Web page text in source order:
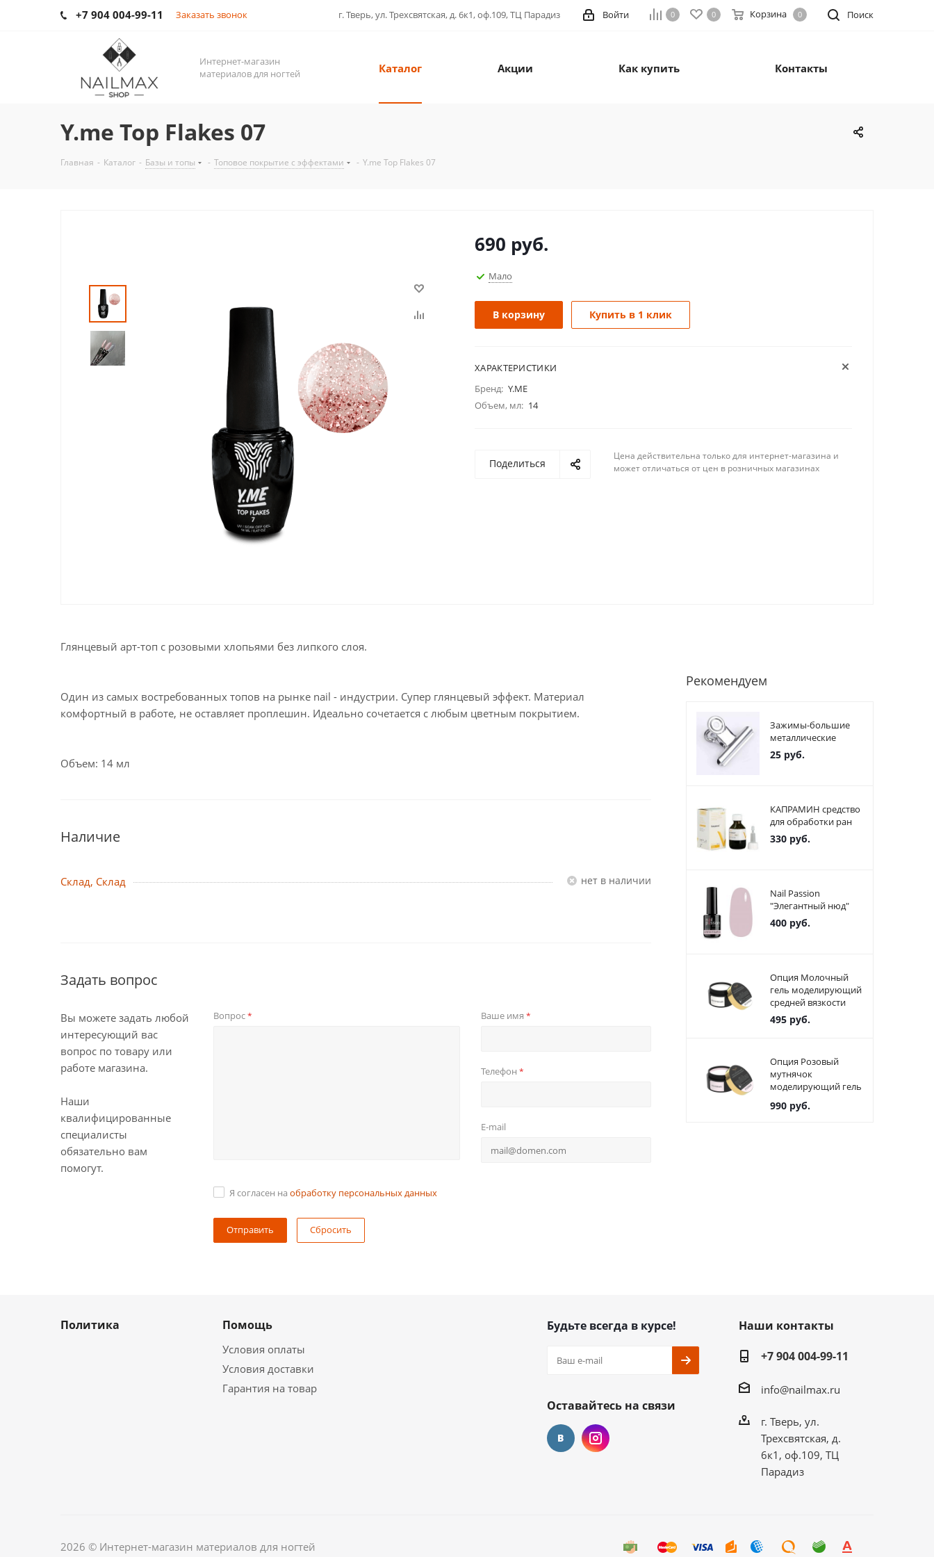
+7 904 004-99-11 Заказать звонок г. Тверь, ул. Трехсвятская, д. 6к1, оф.109, ТЦ Парадиз Поиск
0 0 Корзина 0
Войти
Интернет-магазин
материалов для ногтей
Каталог Акции Как купить Контакты
Y.me Top Flakes 07
Главная - Каталог - Базы и топы - Топовое покрытие с эффектами - Y.me Top Flakes 07
690 руб.
Мало
В корзину Купить в 1 клик
ХАРАКТЕРИСТИКИ
Бренд: Y.ME
Объем, мл: 14
Поделиться
Цена действительна только для интернет-магазина и
может отличаться от цен в розничных магазинах
Глянцевый арт-топ с розовыми хлопьями без липкого слоя.
Один из самых востребованных топов на рынке nail - индустрии. Супер глянцевый эффект. Материал
комфортный в работе, не оставляет проплешин. Идеально сочетается с любым цветным покрытием.
Объем: 14 мл
Наличие
Склад, Склад Нет в наличии
Задать вопрос
Вы можете задать любой
интересующий вас
вопрос по товару или
работе магазина.
Наши
квалифицированные
специалисты
обязательно вам
помогут.
Вопрос* Ваше имя *
Телефон *
E-mail
Я согласен на обработку персональных данных
Сбросить
Рекомендуем
Зажимы-большие
металлические
25 руб.
КАПРАМИН средство
для обработки ран
330 руб.
Nail Passion
"Элегантный нюд"
400 руб.
Опция Молочный
гель моделирующий
средней вязкости
495 руб.
Опция Розовый
мутнячок
моделирующий гель
(молочно-розовый)
средней вязкости (50
990 руб.
Политика Помощь
Условия оплаты
Условия доставки
Гарантия на товар
Будьте всегда в курсе!
Оставайтесь на связи
Наши контакты
+7 904 004-99-11
info@nailmax.ru
г. Тверь, ул.
Трехсвятская, д.
6к1, оф.109, ТЦ
Парадиз
2026 © Интернет-магазин материалов для ногтей